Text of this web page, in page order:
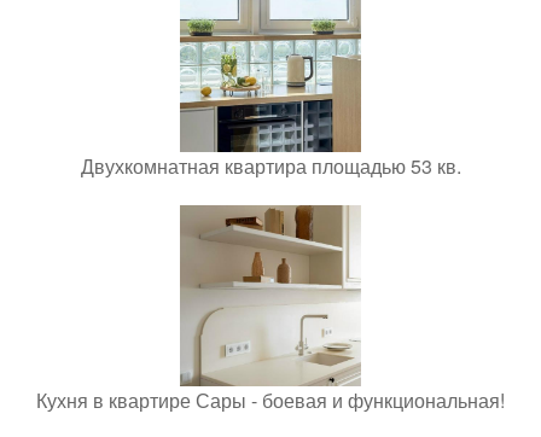
Двухкомнатная квартира площадью 53 кв.
Кухня в квартире Сары - боевая и функциональная!